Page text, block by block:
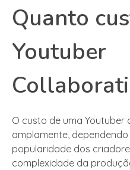
Quanto
Youtuber
O custo de uma
amplamente,
popularidade dos
complexidade da